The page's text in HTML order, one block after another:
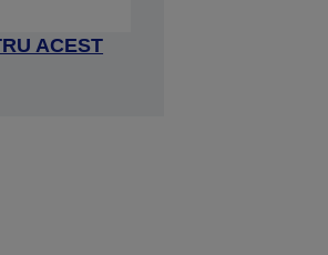
ACEST